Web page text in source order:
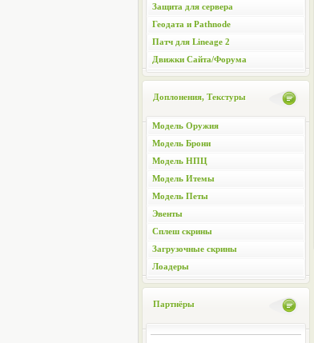
Защита для сервера
Геодата и Pathnode
Патч для Lineage 2
Движки Сайта/Форума
Доплонения, Текстуры
Модель Оружия
Модель Брони
Модель НПЦ
Модель Итемы
Модель Петы
Эвенты
Сплеш скрины
Загрузочные скрины
Лоадеры
Партнёры